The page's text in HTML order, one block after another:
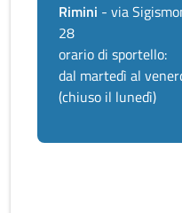
Rimini - via
28
orario di sportello:
dal martedì al
(chiuso il lunedì)